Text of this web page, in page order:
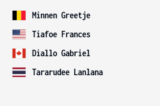
Minnen Greetje
Tiafoe Frances
Diallo Gabriel
Tararudee Lanlana